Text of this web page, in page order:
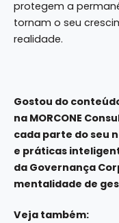
protegem a
tornam o seu
realidade.
Gostou do
na MORCONE
cada parte do seu
e práticas
da Governança
mentalidade de
Veja também: